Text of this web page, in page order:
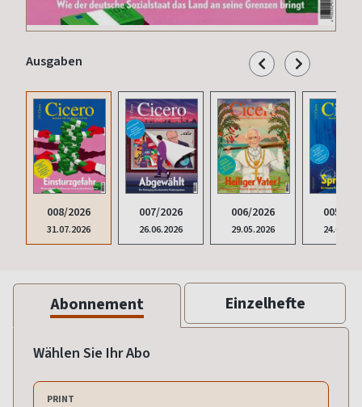
Ausgaben
008/2026
31.07.2026
007/2026
26.06.2026
006/2026
29.05.2026
005/
Abonnement Einzelhefte
Wählen Sie Ihr Abo
PRINT